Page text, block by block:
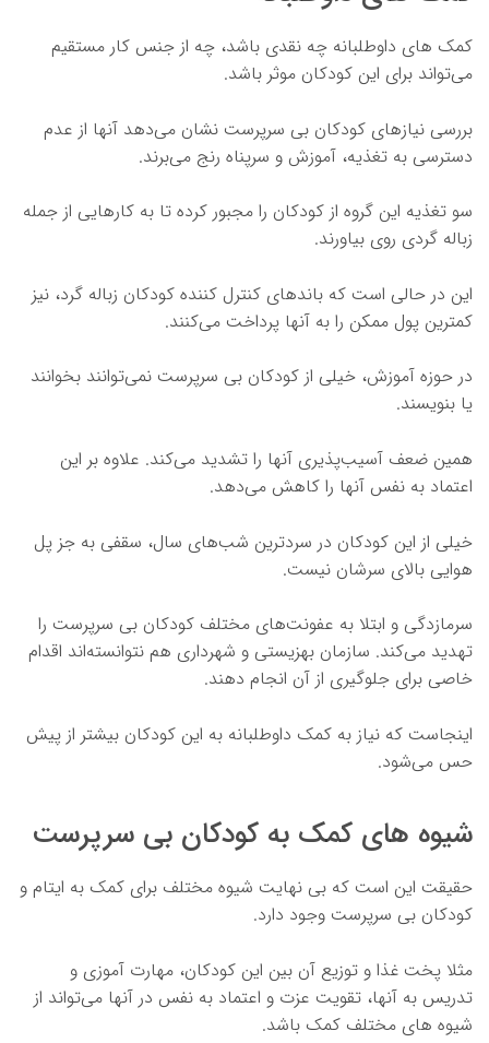
کمک های داوطلبانه چه نقدی باشد، چه از جنس کار مستقیم
می‌تواند برای این کودکان موثر باشد.
بررسی نیازهای کودکان بی سرپرست نشان می‌دهد آنها از عدم
دسترسی به تغذیه، آموزش و سرپناه رنج می‌برند.
سو تغذیه این گروه از کودکان را مجبور کرده تا به کارهایی از جمله
زباله گردی روی بیاورند.
این در حالی است که باندهای کنترل کننده کودکان زباله گرد، نیز
کمترین پول ممکن را به آنها پرداخت می‌کنند.
در حوزه آموزش، خیلی از کودکان بی سرپرست نمی‌توانند بخوانند
یا بنویسند.
همین ضعف آسیب‌پذیری آنها را تشدید می‌کند. علاوه بر این
اعتماد به نفس آنها را کاهش می‌دهد.
خیلی از این کودکان در سردترین شب‌های سال، سقفی به جز پل
هوایی بالای سرشان نیست.
سرمازدگی و ابتلا به عفونت‌های مختلف کودکان بی سرپرست را
تهدید می‌کند. سازمان بهزیستی و شهرداری هم نتوانسته‌اند اقدام
خاصی برای جلوگیری از آن انجام دهند.
اینجاست که نیاز به کمک داوطلبانه به این کودکان بیشتر از پیش
حس می‌شود.
شیوه های کمک به کودکان بی سرپرست
حقیقت این است که بی نهایت شیوه مختلف برای کمک به ایتام و
کودکان بی سرپرست وجود دارد.
مثلا پخت غذا و توزیع آن بین این کودکان، مهارت آموزی و
تدریس به آنها، تقویت عزت و اعتماد به نفس در آنها می‌تواند از
شیوه های مختلف کمک باشد.